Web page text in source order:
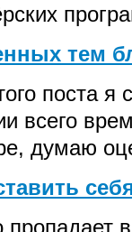
тем
поста я
всего
думаю
пропадает